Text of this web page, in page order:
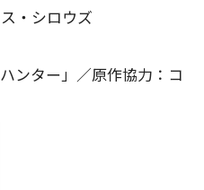
・シロウズ
ンター」／原作協力：コ